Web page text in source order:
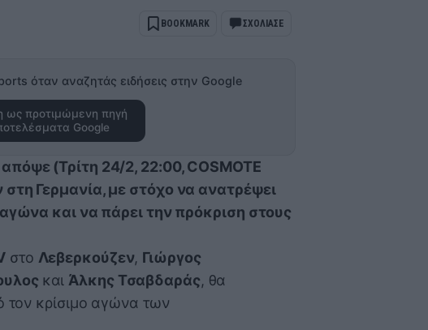
BOOKMARK ΣΧΟΛΙΑΣΕ
όταν αναζητάς ειδήσεις στην Google
ως προτιμώμενη πηγή
Google
(Τρίτη 24/2, 22:00, COSMOTE
στη Γερμανία, με στόχο να ανατρέψει
και να πάρει την πρόκριση στους
στο Λεβερκούζεν, Γιώργος
και Άλκης Τσαβδαράς, θα
τον κρίσιμο αγώνα των